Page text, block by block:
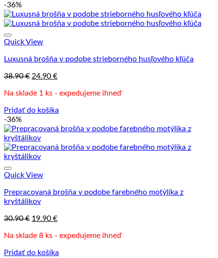
-36%
Quick View
Luxusná brošňa v podobe strieborného husľového kľúča
38.90€ Pôvodná
bola:
24.90 €Aktuálna
je:
Na sklade 1 ks - expedujeme ihneď
Pridať do košíka
-36%
Quick View
Prepracovaná brošňa v podobe farebného motýlika z
kryštálikov
30.90€ Pôvodná
bola:
19.90 €Aktuálna
je:
Na sklade 8 ks - expedujeme ihneď
Pridať do košíka